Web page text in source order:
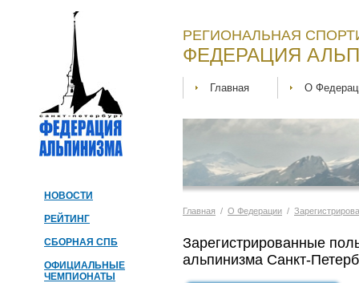
НОВОСТИ
РЕЙТИНГ
СБОРНАЯ СПБ
ОФИЦИАЛЬНЫЕ
ЧЕМПИОНАТЫ
РЕГИОНАЛЬНАЯ
ФЕДЕРАЦИЯ
Главная О
Главная / О Федерации /
Зарегистрированные
альпинизма Санкт-